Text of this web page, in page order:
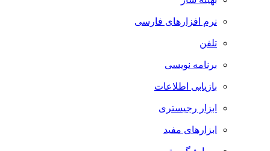
نرم افزارهای فارسی
تلفن
برنامه نویسی
بازیابی اطلاعات
ابزار رجیستری
ابزارهای مفید